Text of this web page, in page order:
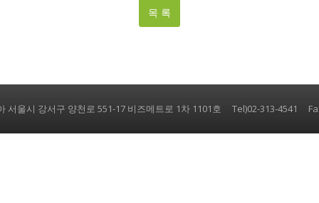
목 록
서울시 강서구 양천로 551-17 비즈메트로 1차 1101호 Tel)02-313-4541